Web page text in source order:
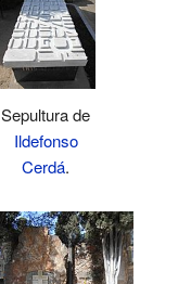
Sepultura de
Ildefonso
Cerdá.